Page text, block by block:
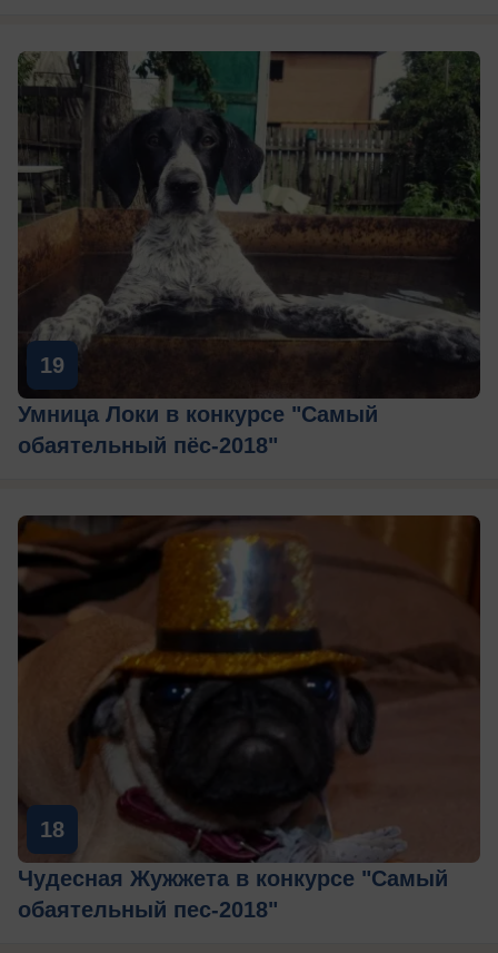
19
Умница Локи в конкурсе "Самый
обаятельный пёс-2018"
18
Чудесная Жужжета в конкурсе "Самый
обаятельный пес-2018"